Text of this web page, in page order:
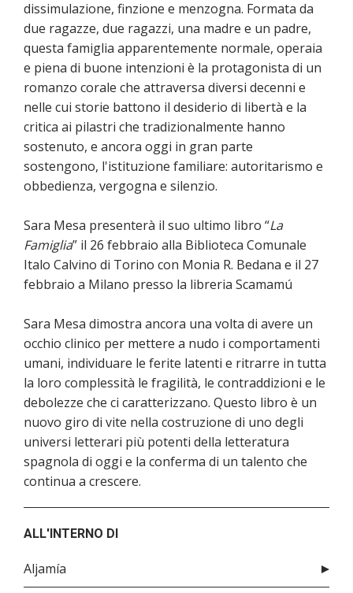
dissimulazione, finzione e menzogna. Formata da
due ragazze, due ragazzi, una madre e un padre,
questa famiglia apparentemente normale, operaia
e piena di buone intenzioni è la protagonista di un
romanzo corale che attraversa diversi decenni e
nelle cui storie battono il desiderio di libertà e la
critica ai pilastri che tradizionalmente hanno
sostenuto, e ancora oggi in gran parte
sostengono, l'istituzione familiare: autoritarismo e
obbedienza, vergogna e silenzio.
Sara Mesa presenterà il suo ultimo libro “La
Famiglia” il 26 febbraio alla Biblioteca Comunale
Italo Calvino di Torino con Monia R. Bedana e il 27
febbraio a Milano presso la libreria Scamamú
Sara Mesa dimostra ancora una volta di avere un
occhio clinico per mettere a nudo i comportamenti
umani, individuare le ferite latenti e ritrarre in tutta
la loro complessità le fragilità, le contraddizioni e le
debolezze che ci caratterizzano. Questo libro è un
nuovo giro di vite nella costruzione di uno degli
universi letterari più potenti della letteratura
spagnola di oggi e la conferma di un talento che
continua a crescere.
ALL'INTERNO DI
Aljamía